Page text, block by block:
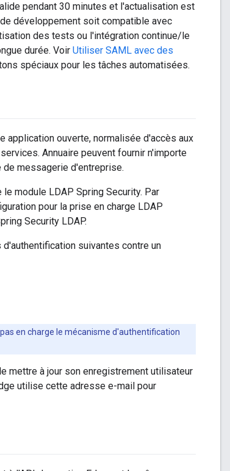
pendant 30 minutes et l'actualisation est
développement soit compatible avec
des tests ou l'intégration continue/le
durée. Voir Utiliser SAML avec des
spéciaux pour les tâches automatisées.
ouverte, normalisée d'accès aux
Annuaire peuvent fournir n'importe
de messagerie d'entreprise.
module LDAP Spring Security. Par
pour la prise en charge LDAP
Security LDAP.
suivantes contre un
en charge le mécanisme d'authentification
mettre à jour son enregistrement utilisateur
utilise cette adresse e-mail pour